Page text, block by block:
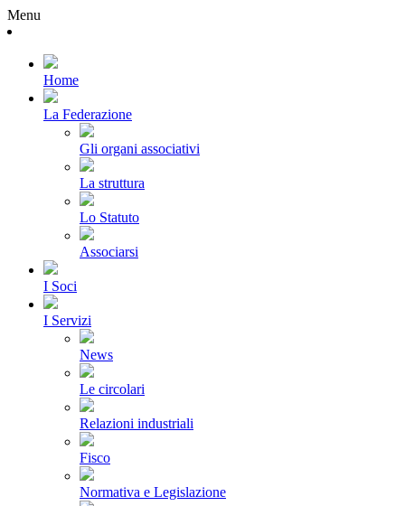
Menu
Home
La Federazione
Gli organi associativi
La struttura
Lo Statuto
Associarsi
I Soci
I Servizi
News
Le circolari
Relazioni industriali
Fisco
Normativa e Legislazione